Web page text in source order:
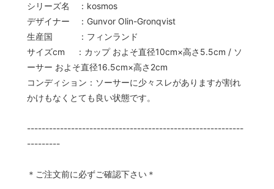
シリーズ名 ：kosmos
デザイナー ：Gunvor Olin-Gronqvist
生産国 ：フィンランド
サイズcm ：カップ およそ直径10cm×高さ5.5cm / ソ
ーサー およそ直径16.5cm×高さ2cm
コンディション：ソーサーに少々スレがありますが割れ
かけもなくとても良い状態です。
-----------------------------------------------------------
---------
＊ご注文前に必ずご確認下さい＊